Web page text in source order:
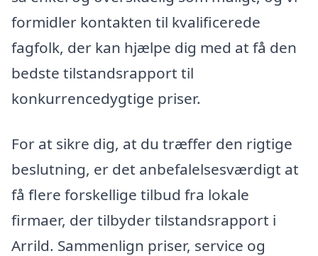
formidler kontakten til kvalificerede
fagfolk, der kan hjælpe dig med at få den
bedste tilstandsrapport til
konkurrencedygtige priser.
For at sikre dig, at du træffer den rigtige
beslutning, er det anbefalelsesværdigt at
få flere forskellige tilbud fra lokale
firmaer, der tilbyder tilstandsrapport i
Arrild. Sammenlign priser, service og